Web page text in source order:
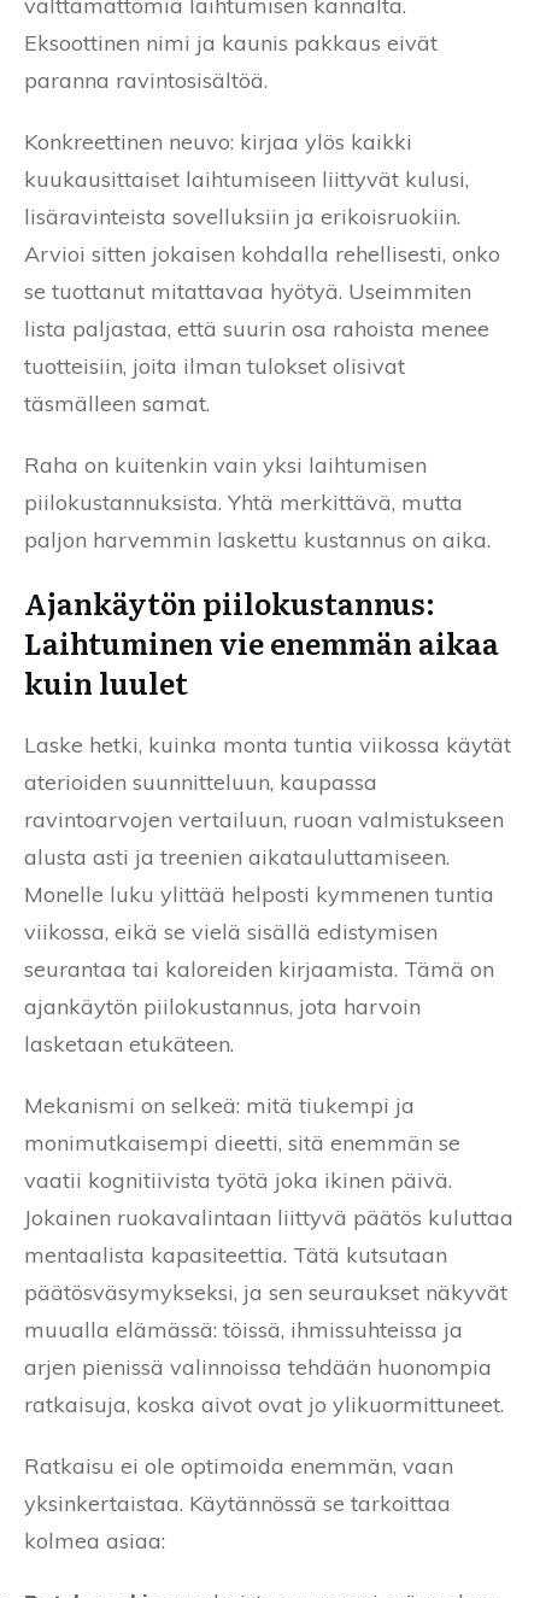
Eksoottinen nimi ja kaunis pakkaus eivät
paranna ravintosisältöä.
Konkreettinen neuvo: kirjaa ylös kaikki
kuukausittaiset laihtumiseen liittyvät kulusi,
lisäravinteista sovelluksiin ja erikoisruokiin.
Arvioi sitten jokaisen kohdalla rehellisesti, onko
se tuottanut mitattavaa hyötyä. Useimmiten
lista paljastaa, että suurin osa rahoista menee
tuotteisiin, joita ilman tulokset olisivat
täsmälleen samat.
Raha on kuitenkin vain yksi laihtumisen
piilokustannuksista. Yhtä merkittävä, mutta
paljon harvemmin laskettu kustannus on aika.
Ajankäytön piilokustannus:
Laihtuminen vie enemmän aikaa
kuin luulet
Laske hetki, kuinka monta tuntia viikossa käytät
aterioiden suunnitteluun, kaupassa
ravintoarvojen vertailuun, ruoan valmistukseen
alusta asti ja treenien aikatauluttamiseen.
Monelle luku ylittää helposti kymmenen tuntia
viikossa, eikä se vielä sisällä edistymisen
seurantaa tai kaloreiden kirjaamista. Tämä on
ajankäytön piilokustannus, jota harvoin
lasketaan etukäteen.
Mekanismi on selkeä: mitä tiukempi ja
monimutkaisempi dieetti, sitä enemmän se
vaatii kognitiivista työtä joka ikinen päivä.
Jokainen ruokavalintaan liittyvä päätös kuluttaa
mentaalista kapasiteettia. Tätä kutsutaan
päätösväsymykseksi, ja sen seuraukset näkyvät
muualla elämässä: töissä, ihmissuhteissa ja
arjen pienissä valinnoissa tehdään huonompia
ratkaisuja, koska aivot ovat jo ylikuormittuneet.
Ratkaisu ei ole optimoida enemmän, vaan
yksinkertaistaa. Käytännössä se tarkoittaa
kolmea asiaa: